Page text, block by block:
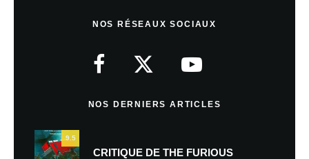
NOS RÉSEAUX SOCIAUX
NOS DERNIERS ARTICLES
9.5
CRITIQUE DE THE FURIOUS